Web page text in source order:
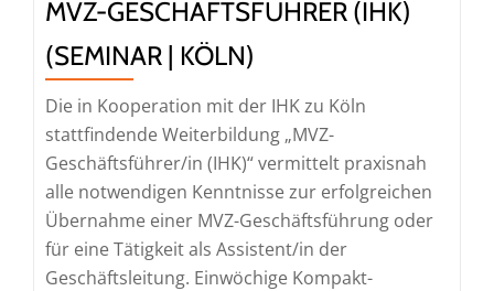
|
Köln)
MVZ-GESCHÄFTSFÜHRER (IHK)
(SEMINAR | KÖLN)
Die in Kooperation mit der IHK zu Köln
stattfindende Weiterbildung „MVZ-
Geschäftsführer/in (IHK)“ vermittelt praxisnah
alle notwendigen Kenntnisse zur erfolgreichen
Übernahme einer MVZ-Geschäftsführung oder
für eine Tätigkeit als Assistent/in der
Geschäftsleitung. Einwöchige Kompakt-